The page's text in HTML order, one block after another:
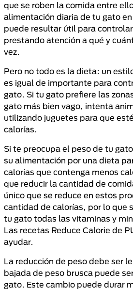
que se roben la comida entre
alimentación diaria de tu gato
puede resultar útil para
prestando atención a qué y
vez.
Pero no todo es la dieta: un
es igual de importante para
gato. Si tu gato prefiere las
gato más bien vago, intenta
utilizando juguetes para que
calorías.
Si te preocupa el peso de tu
su alimentación por una dieta
calorías que contenga menos
que reducir la cantidad de
único que se reduce en estos
cantidad de calorías, por lo que
tu gato todas las vitaminas y
Las recetas Reduce Calorie de
ayudar.
La reducción de peso debe ser
bajada de peso brusca puede
gato. Este cambio puede durar